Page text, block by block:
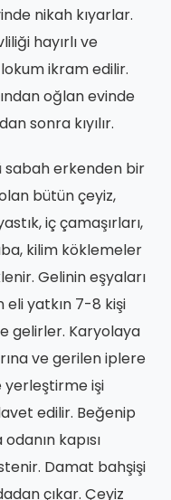
nikah kıyarlar.
hayırlı ve
ikram edilir.
oğlan evinde
sonra kıyılır.
sabah erkenden bir
bütün çeyiz,
iç çamaşırları,
kilim köklemeler
Gelinin eşyaları
eli yatkın 7-8 kişi
gelirler. Karyolaya
ve gerilen iplere
yerleştirme işi
edilir. Beğenip
kapısı
Damat bahşişi
çıkar. Çeyiz